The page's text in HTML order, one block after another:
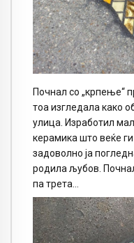
Почнал со „крпење“
тоа изгледала како
улица. Изработил
керамика што веќе
задоволно ја
родила љубов.
па трета…